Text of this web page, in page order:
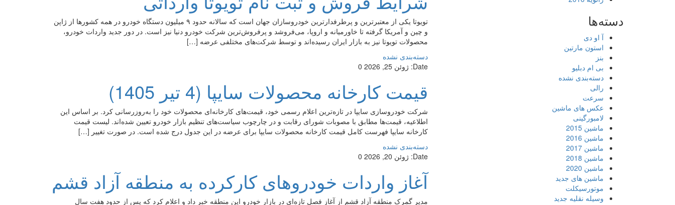
تویوتا یکی از معتبرترین و پرطرفدارترین خودروسازان جهان است که سالانه حدود ۹ میلیون دستگاه خودرو در همه کشورها از ژاپن
و چین و آمریکا گرفته تا خاورمیانه و اروپا، می‌فروشد و پرفروش‌ترین شرکت خودرو دنیا نیز است. در دور جدید واردات خودرو،
محصولات تویوتا نیز به بازار ایران رسیده‌اند و توسط شرکت‌های مختلفی عرضه […]
دسته‌بندی نشده
Date: ژوئن 25, 2026 0
قیمت کارخانه محصولات سایپا (4 تیر 1405)
شرکت خودروسازی سایپا در تازه‌ترین اعلام رسمی خود، قیمت‌های کارخانه‌ای محصولات خود را به‌روزرسانی کرد. بر اساس این
اطلاعیه، قیمت‌ها مطابق با مصوبات شورای رقابت و در چارچوب سیاست‌های تنظیم بازار خودرو تعیین شده‌اند. لیست قیمت
کارخانه سایپا فهرست کامل قیمت کارخانه محصولات سایپا برای عرضه در این جدول درج شده است. در صورت تغییر […]
دسته‌بندی نشده
Date: ژوئن 20, 2026 0
آغاز واردات خودروهای کارکرده به منطقه آزاد قشم
مدیر گمرک منطقه آزاد قشم از آغاز فصل تازه‌ای در بازار خودرو این منطقه خبر داد و اعلام کرد که پس از حدود هفت سال
دسته‌ها
آ او دی
استون مارتین
بنز
بی ام دبلیو
دسته‌بندی نشده
رالی
سرعت
عکس های ماشین
لامبورگینی
ماشین 2015
ماشین 2016
ماشین 2017
ماشین 2018
ماشین 2020
ماشین های جدید
موتورسیکلت
وسیله نقلیه جدید